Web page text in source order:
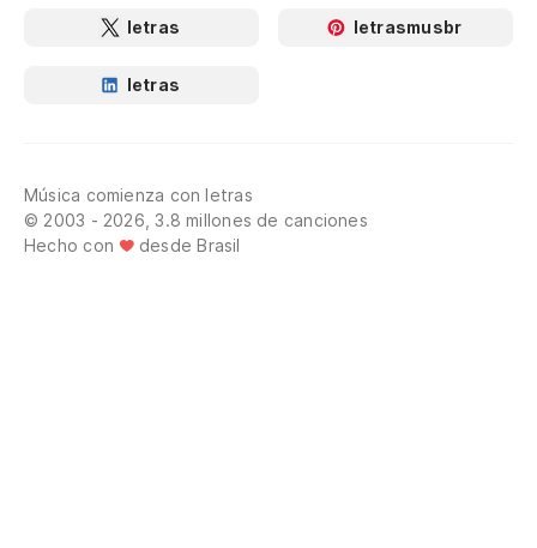
letras letrasmusbr
letras
Música comienza con letras
© 2003 - 2026, 3.8 millones de canciones
Hecho con
desde Brasil